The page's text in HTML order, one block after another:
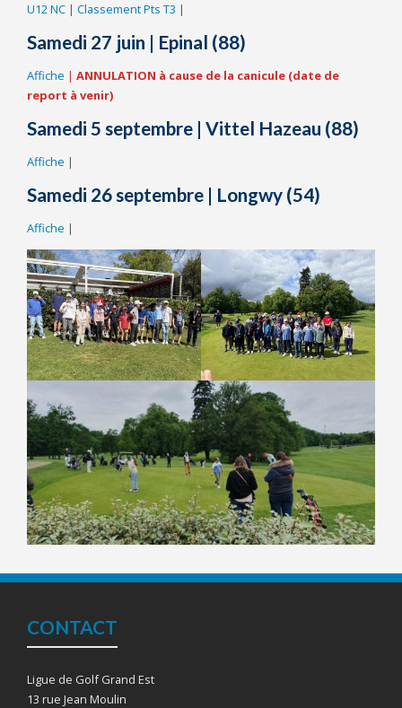
U12 NC | Classement Pts T3 |
Samedi 27 juin | Epinal (88)
Affiche | ANNULATION à cause de la canicule (date de
report à venir)
Samedi 5 septembre | Vittel Hazeau (88)
Affiche |
Samedi 26 septembre | Longwy (54)
Affiche |
CONTACT
Ligue de Golf Grand Est
13 rue Jean Moulin